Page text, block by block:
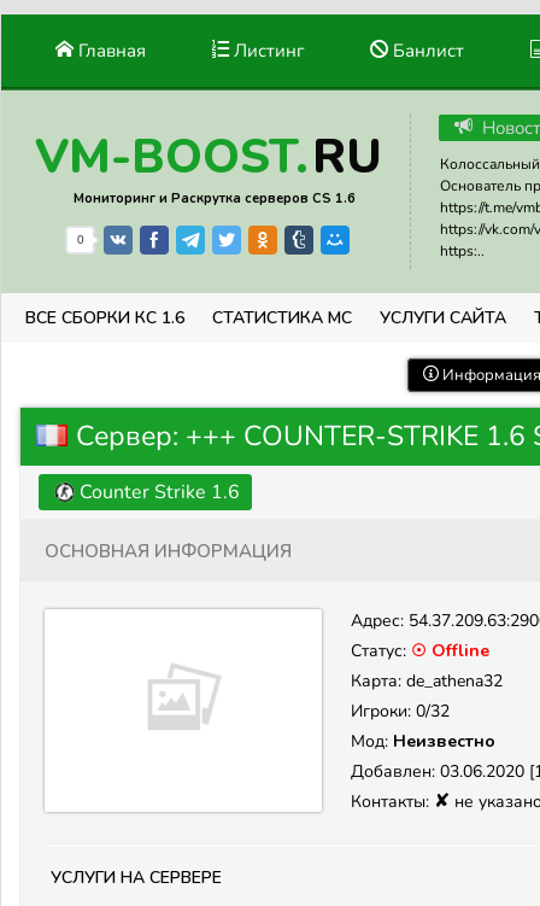
Главная Листинг Банлист
VM-BOOST.RU
Мониторинг и Раскрутка серверов CS 1.6
0
Основатель
https://t.me/
https://vk.com/
https:..
ВСЕ СБОРКИ КС 1.6 СТАТИСТИКА МС УСЛУГИ САЙТА
Сервер: +++ COUNTER-STRIKE 1.6
Counter Strike 1.6
Основная информация
Адрес:
Статус: ☉ Offline
Карта: de_athena32
Игроки: 0/32
Мод: Неизвестно
Добавлен: 03.06.2020
Контакты: ✘ не
Услуги на сервере